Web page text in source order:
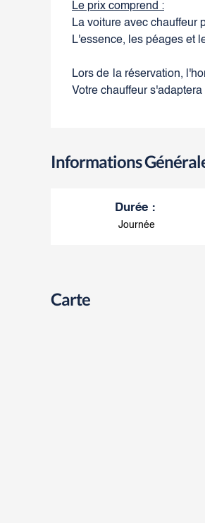
Le prix comprend :
La voiture avec chauffeur
L'essence, les péages et
Lors de la réservation,
Votre chauffeur
Informations
Durée :
Journée
Carte